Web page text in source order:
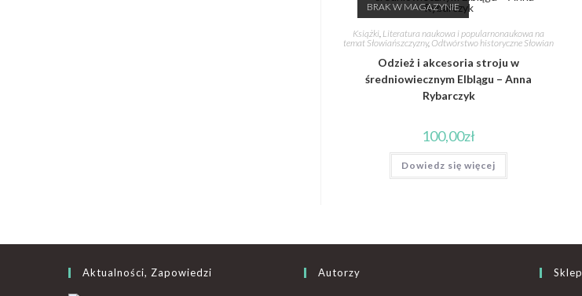
BRAK W MAGAZYNIE
Książki, Literatura naukowa i popularnonaukowa na
temat Słowiańszczyzny, Odtwórstwo historyczne Słowian
Odzież i akcesoria stroju w
średniowiecznym Elblągu – Anna
Rybarczyk
100,00zł
Dowiedz się więcej
Aktualności, Zapowiedzi Autorzy Sklep